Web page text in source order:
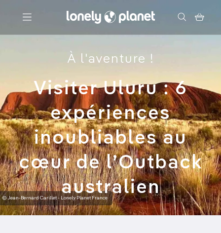
Menu
Votre recherche
À l'aventure !
Visiter Uluru : 6
expériences
inoubliables au
cœur de l’Outback
australien
© Jean-Bernard Carillet - Lonely Planet France